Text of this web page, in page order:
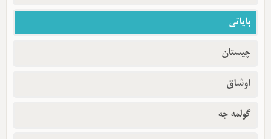
بایاتی
چیستان
اوشاق
گولمه جه